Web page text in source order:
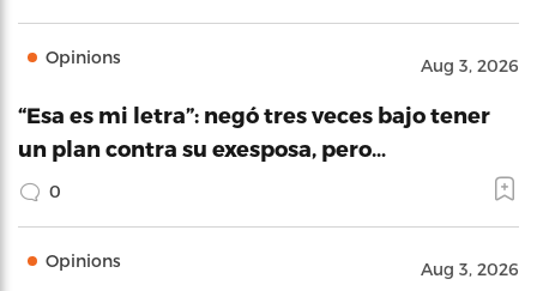
Opinions Aug 3, 2026
“Esa es mi letra”: negó tres veces bajo tener
un plan contra su exesposa, pero…
0
Opinions Aug 3, 2026